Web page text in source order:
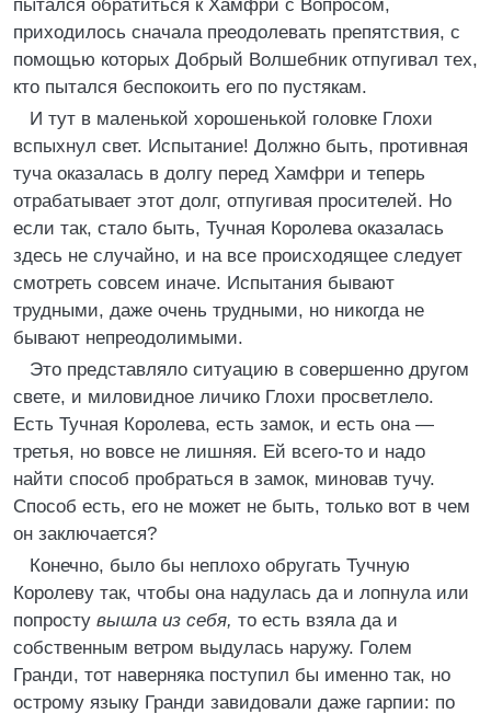
пытался обратиться к Хамфри с Вопросом,
приходилось сначала преодолевать препятствия, с
помощью которых Добрый Волшебник отпугивал тех,
кто пытался беспокоить его по пустякам.
И тут в маленькой хорошенькой головке Глохи
вспыхнул свет. Испытание! Должно быть, противная
туча оказалась в долгу перед Хамфри и теперь
отрабатывает этот долг, отпугивая просителей. Но
если так, стало быть, Тучная Королева оказалась
здесь не случайно, и на все происходящее следует
смотреть совсем иначе. Испытания бывают
трудными, даже очень трудными, но никогда не
бывают непреодолимыми.
Это представляло ситуацию в совершенно другом
свете, и миловидное личико Глохи просветлело.
Есть Тучная Королева, есть замок, и есть она —
третья, но вовсе не лишняя. Ей всего-то и надо
найти способ пробраться в замок, миновав тучу.
Способ есть, его не может не быть, только вот в чем
он заключается?
Конечно, было бы неплохо обругать Тучную
Королеву так, чтобы она надулась да и лопнула или
попросту вышла из себя, то есть взяла да и
собственным ветром выдулась наружу. Голем
Гранди, тот наверняка поступил бы именно так, но
острому языку Гранди завидовали даже гарпии: по